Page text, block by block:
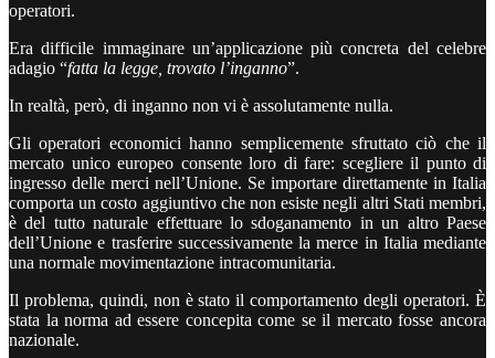
operatori.
Era difficile immaginare un’applicazione più concreta del celebre
adagio “fatta la legge, trovato l’inganno”.
In realtà, però, di inganno non vi è assolutamente nulla.
Gli operatori economici hanno semplicemente sfruttato ciò che il
mercato unico europeo consente loro di fare: scegliere il punto di
ingresso delle merci nell’Unione. Se importare direttamente in Italia
comporta un costo aggiuntivo che non esiste negli altri Stati membri,
è del tutto naturale effettuare lo sdoganamento in un altro Paese
dell’Unione e trasferire successivamente la merce in Italia mediante
una normale movimentazione intracomunitaria.
Il problema, quindi, non è stato il comportamento degli operatori. È
stata la norma ad essere concepita come se il mercato fosse ancora
nazionale.